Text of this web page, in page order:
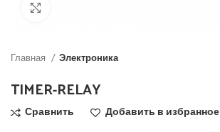
Главная Электроника
TIMER-RELAY
Сравнить Добавить в избранное